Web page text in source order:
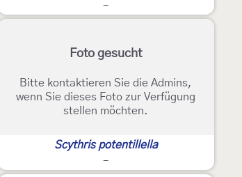
-
Foto gesucht
Bitte kontaktieren Sie die Admins,
wenn Sie dieses Foto zur Verfügung
stellen möchten.
Scythris potentillella
-